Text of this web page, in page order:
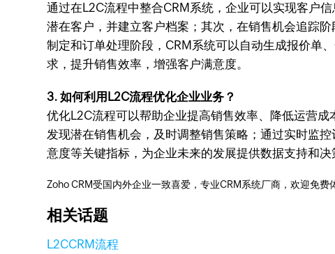
通过在L2C流程中整合CRM系统，企业可以实现客户
潜在客户，并建立客户档案；其次，在销售机会追踪
制定和订单处理阶段，CRM系统可以自动生成报价单
求，提升销售效率，增强客户满意度。
3. 如何利用L2C流程优化企业业务？
优化L2C流程可以帮助企业提高销售效率、降低运营
发现潜在销售机会，及时调整销售策略；通过实时监
意度等关键指标，为企业未来的发展提供数据支持和
Zoho CRM受国内外企业一致喜爱，专业CRM系统厂商，欢迎免费
相关话题
L2CCRM流程